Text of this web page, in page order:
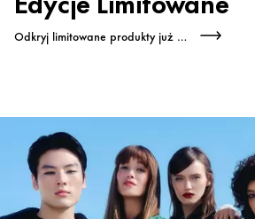
Odkryj limitowane produkty już teraz